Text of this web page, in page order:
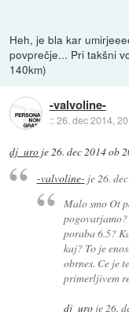
Heh, je bla kar
povprečje... Pri takšni
140km)
-valvoline-
::26. dec 2014,
dj_uro je26. dec 2014 ob
-valvoline- je 26.
Malo smo Ot
poraba 6.5?
kaj? To je
obrnes. Ce je
primerljivem
dj_uro je26.